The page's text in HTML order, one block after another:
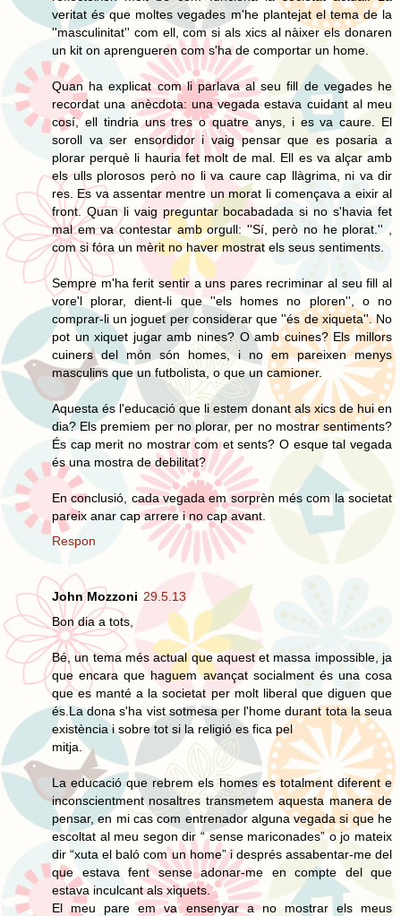
veritat és que moltes vegades m'he plantejat el tema de la
''masculinitat'' com ell, com si als xics al nàixer els donaren
un kit on aprengueren com s'ha de comportar un home.
Quan ha explicat com li parlava al seu fill de vegades he
recordat una anècdota: una vegada estava cuidant al meu
cosí, ell tindria uns tres o quatre anys, i es va caure. El
soroll va ser ensordidor i vaig pensar que es posaria a
plorar perquè li hauria fet molt de mal. Ell es va alçar amb
els ulls plorosos però no li va caure cap llàgrima, ni va dir
res. Es va assentar mentre un morat li començava a eixir al
front. Quan li vaig preguntar bocabadada si no s'havia fet
mal em va contestar amb orgull: ''Sí, però no he plorat.'' ,
com si fóra un mèrit no haver mostrat els seus sentiments.
Sempre m'ha ferit sentir a uns pares recriminar al seu fill al
vore'l plorar, dient-li que ''els homes no ploren'', o no
comprar-li un joguet per considerar que ''és de xiqueta''. No
pot un xiquet jugar amb nines? O amb cuines? Els millors
cuiners del món són homes, i no em pareixen menys
masculins que un futbolista, o que un camioner.
Aquesta és l'educació que li estem donant als xics de hui en
dia? Els premiem per no plorar, per no mostrar sentiments?
És cap merit no mostrar com et sents? O esque tal vegada
és una mostra de debilitat?
En conclusió, cada vegada em sorprèn més com la societat
pareix anar cap arrere i no cap avant.
Respon
John Mozzoni 29.5.13
Bon dia a tots,
Bé, un tema més actual que aquest et massa impossible, ja
que encara que haguem avançat socialment és una cosa
que es manté a la societat per molt liberal que diguen que
és.La dona s'ha vist sotmesa per l'home durant tota la seua
existència i sobre tot si la religió es fica pel
mitja.
La educació que rebrem els homes es totalment diferent e
inconscientment nosaltres transmetem aquesta manera de
pensar, en mi cas com entrenador alguna vegada si que he
escoltat al meu segon dir “ sense mariconades” o jo mateix
dir “xuta el baló com un home” i després assabentar-me del
que estava fent sense adonar-me en compte del que
estava inculcant als xiquets.
El meu pare em va ensenyar a no mostrar els meus